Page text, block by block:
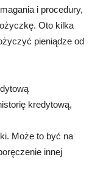
i procedury,
Oto kilka
pieniądze od
kredytową,
Może to być na
innej